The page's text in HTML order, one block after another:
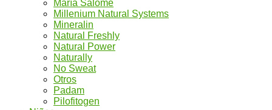
María Salomé
Millenium Natural Systems
Mineralin
Natural Freshly
Natural Power
Naturally
No Sweat
Otros
Padam
Pilofitogen